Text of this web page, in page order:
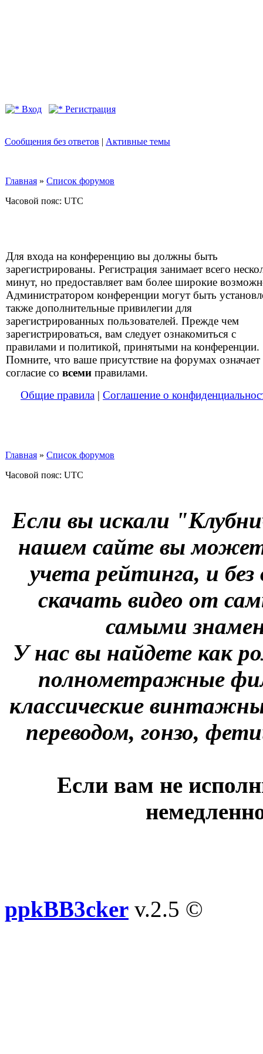
Вход Регистрация
Сообщения без ответов | Активные темы
Главная » Список форумов
Часовой пояс: UTC
Для входа на конференцию вы должны быть
зарегистрированы. Регистрация занимает всего
минут, но предоставляет вам более широкие
Администратором конференции могут быть
также дополнительные привилегии для
зарегистрированных пользователей. Прежде чем
зарегистрироваться, вам следует ознакомиться с
правилами и политикой, принятыми на конференции.
Помните, что ваше присутствие на форумах означает
согласие со всеми правилами.
Общие правила | Соглашение о
Главная » Список форумов
Часовой пояс: UTC
Если вы искали
нашем сайте вы
учета рейтинга, и
скачать видео от
самыми
У нас вы найдете как
полнометражные
классические
переводом, гонзо,
Если вам не
ppkBB3cker v.2.5 ©